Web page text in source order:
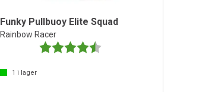
Funky Pullbuoy Elite Squad
Rainbow Racer
Betyg:
1 i lager